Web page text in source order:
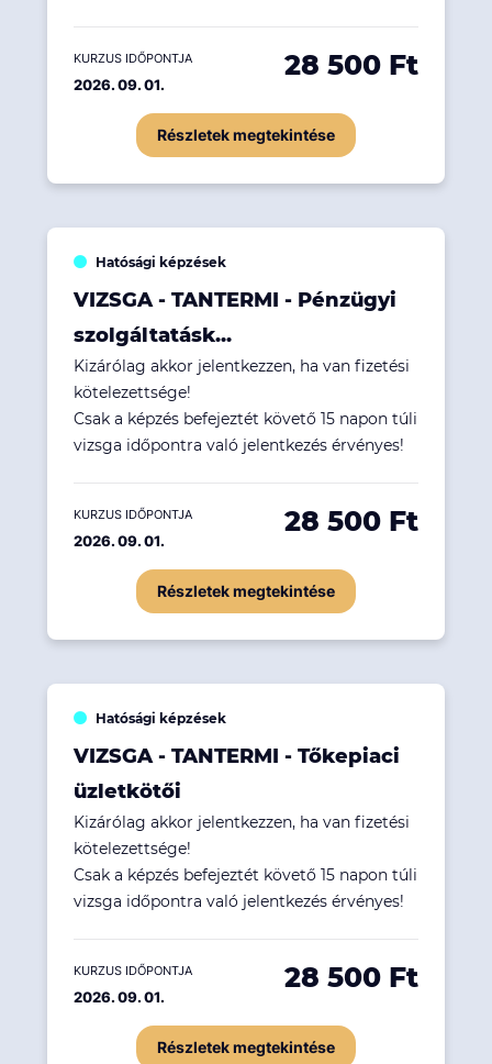
KURZUS IDŐPONTJA
2026. 09. 01.
28 500 Ft
Részletek megtekintése
Hatósági képzések
VIZSGA - TANTERMI - Pénzügyi
szolgáltatásk...
Kizárólag akkor jelentkezzen, ha van fizetési
kötelezettsége!
Csak a képzés befejeztét követő 15 napon túli
vizsga időpontra való jelentkezés érvényes!
KURZUS IDŐPONTJA
2026. 09. 01.
28 500 Ft
Részletek megtekintése
Hatósági képzések
VIZSGA - TANTERMI - Tőkepiaci
üzletkötői
Kizárólag akkor jelentkezzen, ha van fizetési
kötelezettsége!
Csak a képzés befejeztét követő 15 napon túli
vizsga időpontra való jelentkezés érvényes!
KURZUS IDŐPONTJA
2026. 09. 01.
28 500 Ft
Részletek megtekintése